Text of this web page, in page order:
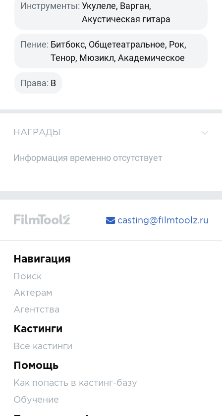
Инструменты: Укулеле, Варган,
Акустическая гитара
Пение: Битбокс, Общетеатральное, Рок,
Тенор, Мюзикл, Академическое
Права: B
НАГРАДЫ
Информация временно отсутствует
casting@filmtoolz.ru
Навигация
Поиск
Актерам
Агентства
Кастинги
Все кастинги
Помощь
Как попасть в кастинг-базу
Обучение